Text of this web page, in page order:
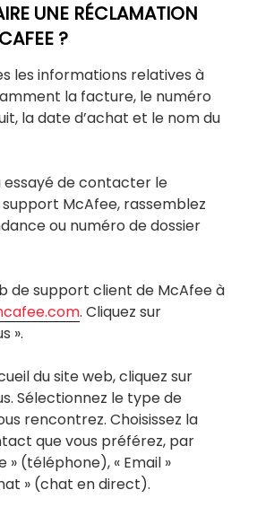
UNE RÉCLAMATION
?
les informations relatives à
la facture, le numéro
la date d’achat et le nom du
essayé de contacter le
McAfee, rassemblez
ou numéro de dossier
de support client de McAfee à
. Cliquez sur
».
du site web, cliquez sur
Sélectionnez le type de
rencontrez. Choisissez la
que vous préférez, par
» (téléphone), « Email »
» (chat en direct).